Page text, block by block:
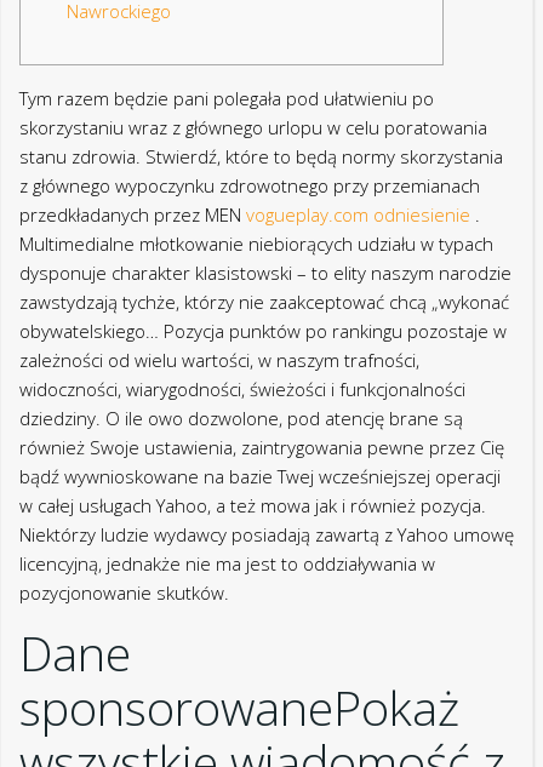
Nawrockiego
Tym razem będzie pani polegała pod ułatwieniu po
skorzystaniu wraz z głównego urlopu w celu poratowania
stanu zdrowia. Stwierdź, które to będą normy skorzystania
z głównego wypoczynku zdrowotnego przy przemianach
przedkładanych przez MEN vogueplay.com odniesienie
Multimedialne młotkowanie niebiorących udziału w typach
dysponuje charakter klasistowski – to elity naszym narodzie
zawstydzają tychże, którzy nie zaakceptować chcą „wykonać
obywatelskiego… Pozycja punktów po rankingu pozostaje w
zależności od wielu wartości, w naszym trafności,
widoczności, wiarygodności, świeżości i funkcjonalności
dziedziny. O ile owo dozwolone, pod atencję brane są
również Swoje ustawienia, zaintrygowania pewne przez Cię
bądź wywnioskowane na bazie Twej wcześniejszej operacji
w całej usługach Yahoo, a też mowa jak i również pozycja.
Niektórzy ludzie wydawcy posiadają zawartą z Yahoo umowę
licencyjną, jednakże nie ma jest to oddziaływania w
pozycjonowanie skutków.
Dane
sponsorowanePokaż